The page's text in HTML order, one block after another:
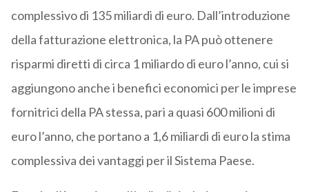
complessivo di 135 miliardi di euro. Dall’introduzione
della fatturazione elettronica, la PA può ottenere
risparmi diretti di circa 1 miliardo di euro l’anno, cui si
aggiungono anche i benefici economici per le imprese
fornitrici della PA stessa, pari a quasi 600 milioni di
euro l’anno, che portano a 1,6 miliardi di euro la stima
complessiva dei vantaggi per il Sistema Paese.